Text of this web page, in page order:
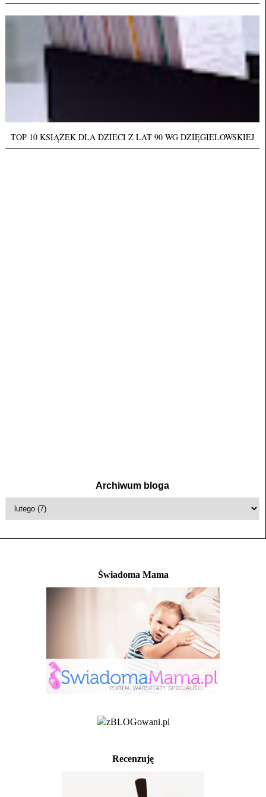
TOP 10 KSIĄŻEK DLA DZIECI Z LAT 90 WG DZIĘGIELOWSKIEJ
Archiwum bloga
Świadoma Mama
Recenzuję